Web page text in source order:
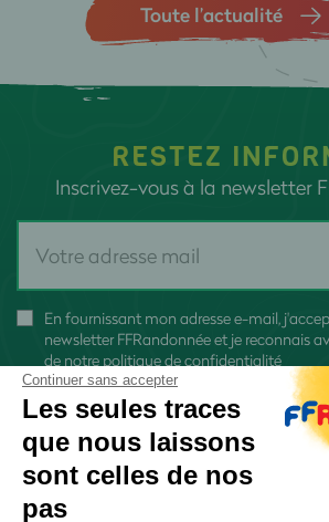
Toute l’actualité
RESTEZ
Inscrivez-vous à la newsletter
En fournissant mon adresse e-mail,
newsletter FFRandonnée et je reconnais
de notre politique de confidentialité
Continuer sans accepter
Les seules traces
que nous laissons
sont celles de nos
pas